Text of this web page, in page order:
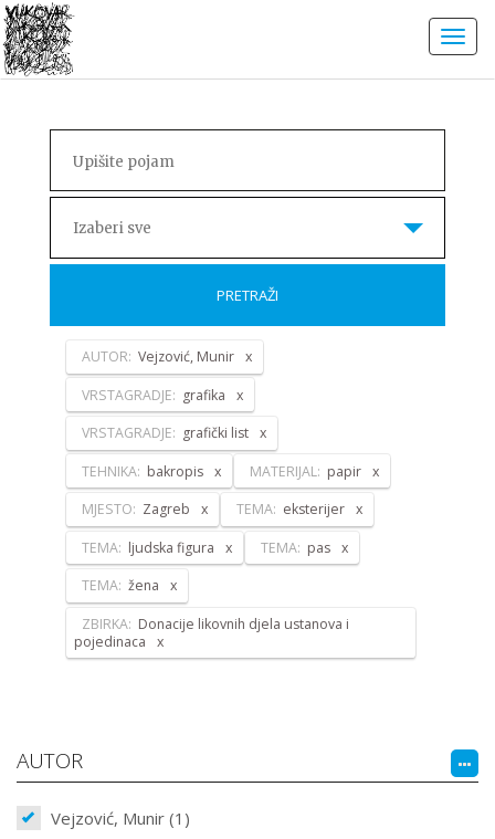
Izaberi sve
PRETRAŽI
AUTOR: Vejzović, Munir
VRSTAGRADJE: grafika
VRSTAGRADJE: grafički list
TEHNIKA: bakropis MATERIJAL: papir
MJESTO: Zagreb TEMA: eksterijer
TEMA: ljudska figura TEMA: pas
TEMA: žena
ZBIRKA: Donacije likovnih djela ustanova i
pojedinaca
AUTOR
Vejzović, Munir (1)